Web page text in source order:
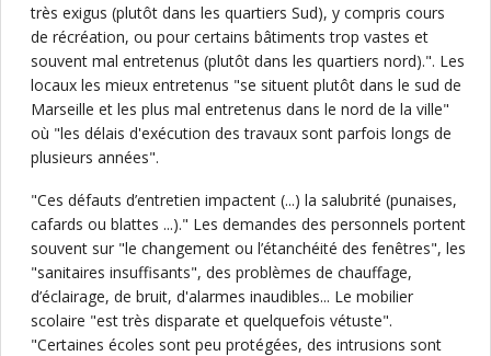
très exigus (plutôt dans les quartiers Sud), y compris cours
de récréation, ou pour certains bâtiments trop vastes et
souvent mal entretenus (plutôt dans les quartiers nord).". Les
locaux les mieux entretenus "se situent plutôt dans le sud de
Marseille et les plus mal entretenus dans le nord de la ville"
où "les délais d'exécution des travaux sont parfois longs de
plusieurs années".
"Ces défauts d’entretien impactent (...) la salubrité (punaises,
cafards ou blattes ...)." Les demandes des personnels portent
souvent sur "le changement ou l’étanchéité des fenêtres", les
"sanitaires insuffisants", des problèmes de chauffage,
d’éclairage, de bruit, d'alarmes inaudibles... Le mobilier
scolaire "est très disparate et quelquefois vétuste".
"Certaines écoles sont peu protégées, des intrusions sont